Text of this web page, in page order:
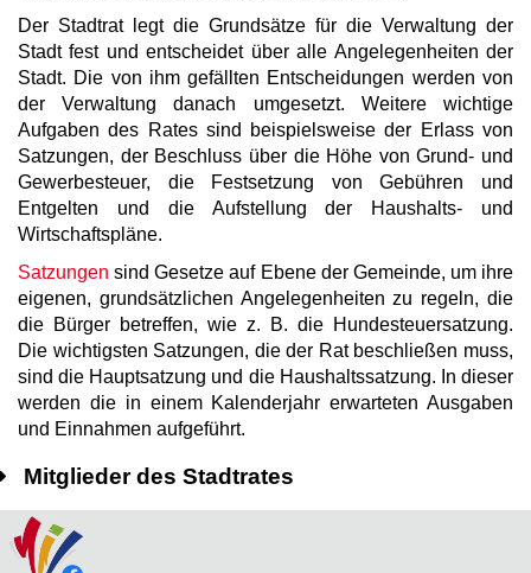
Der Stadtrat legt die Grundsätze für die Verwaltung der
Stadt fest und entscheidet über alle Angelegenheiten der
Stadt. Die von ihm gefällten Entscheidungen werden von
der Verwaltung danach umgesetzt. Weitere wichtige
Aufgaben des Rates sind beispielsweise der Erlass von
Satzungen, der Beschluss über die Höhe von Grund- und
Gewerbesteuer, die Festsetzung von Gebühren und
Entgelten und die Aufstellung der Haushalts- und
Wirtschaftspläne.
Satzungen sind Gesetze auf Ebene der Gemeinde, um ihre
eigenen, grundsätzlichen Angelegenheiten zu regeln, die
die Bürger betreffen, wie z. B. die Hundesteuersatzung.
Die wichtigsten Satzungen, die der Rat beschließen muss,
sind die Hauptsatzung und die Haushaltssatzung. In dieser
werden die in einem Kalenderjahr erwarteten Ausgaben
und Einnahmen aufgeführt.
Mitglieder des Stadtrates